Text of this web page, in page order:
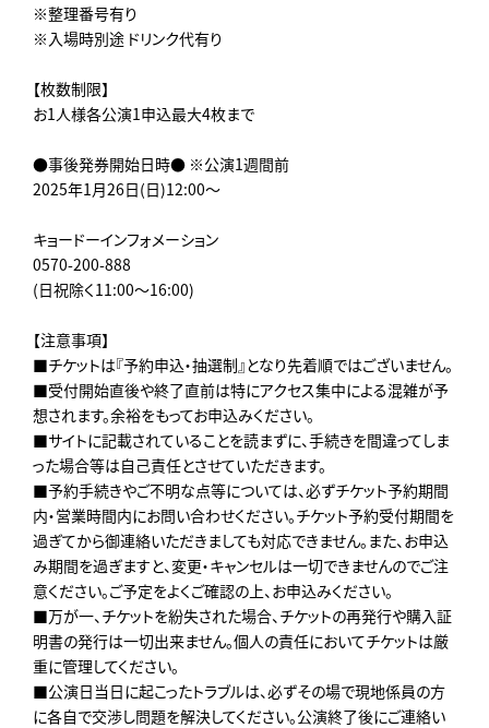
※整理番号有り
※入場時別途 ドリンク代有り
【枚数制限】
お1人様各公演1申込最大4枚まで
●事後発券開始日時● ※公演1週間前
2025年1月26日(日)12:00～
キョードーインフォメーション
0570-200-888
(日祝除く11:00～16:00)
【注意事項】
■チケットは『予約申込・抽選制』となり先着順ではございません。
■受付開始直後や終了直前は特にアクセス集中による混雑が予
想されます。余裕をもってお申込みください。
■サイトに記載されていることを読まずに、手続きを間違ってしま
った場合等は自己責任とさせていただきます。
■予約手続きやご不明な点等については、必ずチケット予約期間
内・営業時間内にお問い合わせください。チケット予約受付期間を
過ぎてから御連絡いただきましても対応できません。また、お申込
み期間を過ぎますと、変更・キャンセルは一切できませんのでご注
意ください。ご予定をよくご確認の上、お申込みください。
■万が一、チケットを紛失された場合、チケットの再発行や購入証
明書の発行は一切出来ません。個人の責任においてチケットは厳
重に管理してください。
■公演日当日に起こったトラブルは、必ずその場で現地係員の方
に各自で交渉し問題を解決してください。公演終了後にご連絡い